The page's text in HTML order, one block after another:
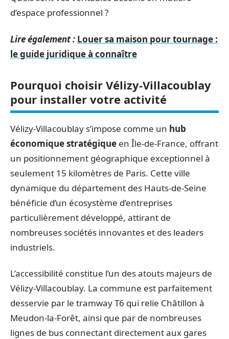
d’espace professionnel ?
Lire également : Louer sa maison pour tournage :
le guide juridique à connaître
Pourquoi choisir Vélizy-Villacoublay
pour installer votre activité
Vélizy-Villacoublay s’impose comme un hub
économique stratégique en Île-de-France, offrant
un positionnement géographique exceptionnel à
seulement 15 kilomètres de Paris. Cette ville
dynamique du département des Hauts-de-Seine
bénéficie d’un écosystème d’entreprises
particulièrement développé, attirant de
nombreuses sociétés innovantes et des leaders
industriels.
L’accessibilité constitue l’un des atouts majeurs de
Vélizy-Villacoublay. La commune est parfaitement
desservie par le tramway T6 qui relie Châtillon à
Meudon-la-Forêt, ainsi que par de nombreuses
lignes de bus connectant directement aux gares